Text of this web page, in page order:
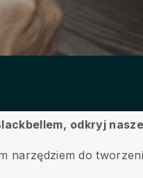
odkryj
narzędziem do